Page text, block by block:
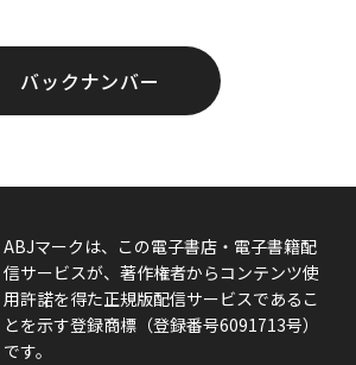
バックナンバー
ABJマークは、この電子書店・電子書籍配
信サービスが、著作権者からコンテンツ使
用許諾を得た正規版配信サービスであるこ
とを示す登録商標（登録番号6091713号）
です。